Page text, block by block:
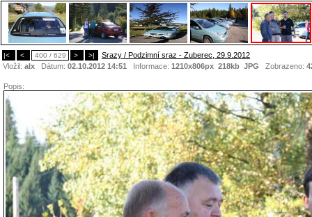
|< < 400 / 629 > >|
Srazy / Podzimní sraz - Zuberec, 29.9.2012
Vložil: alx Dátum: 02.10.2012 14:51 Informace: 1210x806px 218kb JPG Zobrazeno:
Popis: